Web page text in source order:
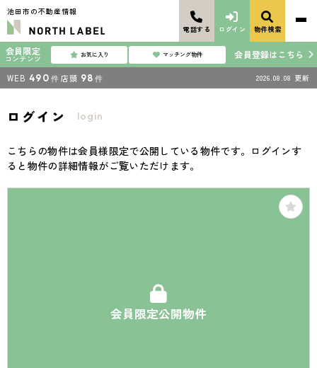
池田市の不動産情報
電話する ログイン 物件検索
会員限定
コンテンツ お気に入り マッチング物件 会員登録はこちら
WEB 490 件 店頭 98 件 2026.08.08 更新
ログイン login
こちらの物件は会員様限定で公開している物件です。ログインす
ると物件の詳細情報がご覧いただけます。
会員限定公開物件